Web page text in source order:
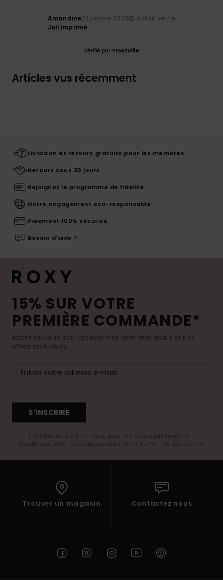
Amandine22 janvier 2026
Achat vérifié
Joli imprimé
Vérifié par TrustVille
Articles vus récemment
Livraison et retours gratuits pour les membres
Retours sous 30 jours
Rejoignez le programme de fidélité
Notre engagement eco-responsable
Paiement 100% sécurisé
Besoin d'aide ?
15% SUR VOTRE
PREMIÈRE COMMANDE*
Abonnez-vous pour recevoir nos dernières actus et nos
offres exclusives.
S'INSCRIRE
(*) Offre valable en ligne pour les nouveaux inscrits -
Conditions détaillées disponibles dans l'email de bienvenue
Trouver un magasin Contactez nous